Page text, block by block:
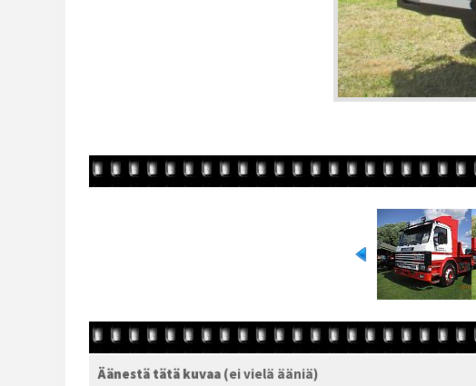
Äänestä tätä kuvaa (ei vielä ääniä)